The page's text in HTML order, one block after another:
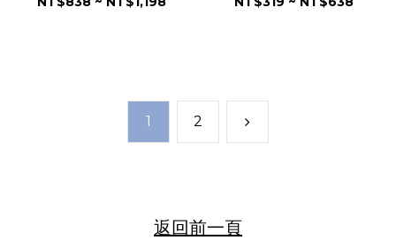
亮度
1 2
返 回前一頁